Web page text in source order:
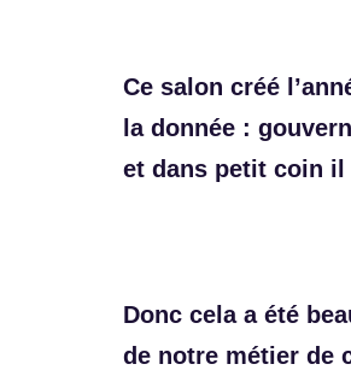
Ce salon créé
la donnée :
et dans petit coin il
Donc cela a été
de notre métier de